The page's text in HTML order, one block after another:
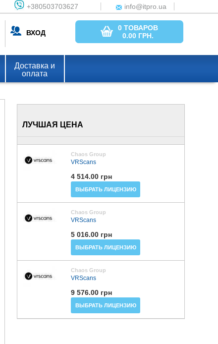
+380503703627 info@itpro.ua
ВХОД
0 ТОВАРОВ
0.00 ГРН.
Доставка и
оплата
ЛУЧШАЯ ЦЕНА
Chaos Group
VRScans
4 514.00 грн
ВЫБРАТЬ ЛИЦЕНЗИЮ
Chaos Group
VRScans
5 016.00 грн
ВЫБРАТЬ ЛИЦЕНЗИЮ
Chaos Group
VRScans
9 576.00 грн
ВЫБРАТЬ ЛИЦЕНЗИЮ